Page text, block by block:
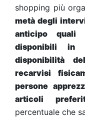
shopping più
metà degli
anticipo quali
disponibili in
disponibilità
recarvisi
persone
articoli
percentuale che